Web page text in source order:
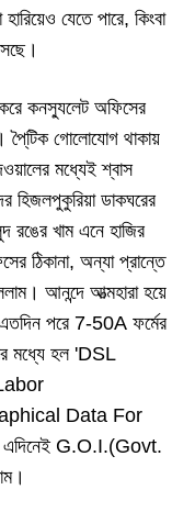
যেতে পারে, কিংবা
কনস্যুলেটঅফিসের
পৈ্টিক গোলোযোগ থাকায়
মধ্যেই শ্বাস
হিজলপুকুরিয়া ডাকঘরের
রঙের খাম এনে হাজির
ঠিকানা, অন্যা প্রান্তে
আনন্দে আত্মহারা হয়ে
পরে 7-50A ফর্মের
মধ্যে হল 'DSL
Data For
G.O.I.(Govt.